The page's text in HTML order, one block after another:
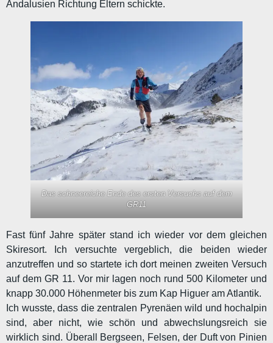
Andalusien Richtung Eltern schickte.
Das schneereiche Ende des ersten Versuchs auf dem
GR11
Fast fünf Jahre später stand ich wieder vor dem gleichen
Skiresort. Ich versuchte vergeblich, die beiden wieder
anzutreffen und so startete ich dort meinen zweiten Versuch
auf dem GR 11. Vor mir lagen noch rund 500 Kilometer und
knapp 30.000 Höhenmeter bis zum Kap Higuer am Atlantik.
Ich wusste, dass die zentralen Pyrenäen wild und hochalpin
sind, aber nicht, wie schön und abwechslungsreich sie
wirklich sind. Überall Bergseen, Felsen, der Duft von Pinien